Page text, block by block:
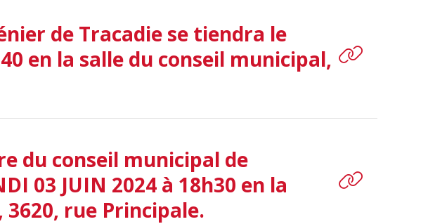
de Tracadie se tiendra le
en la salle du conseil municipal,
du conseil municipal de
03 JUIN 2024 à 18h30 en la
rue Principale.